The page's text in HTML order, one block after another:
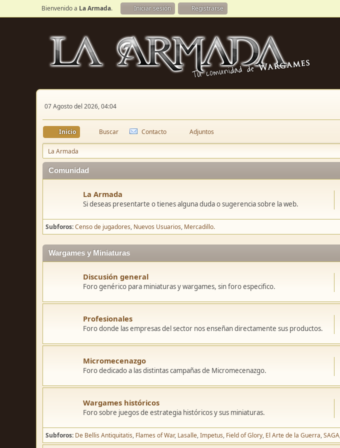
Bienvenido a La Armada. Iniciar sesión Registrarse
07 Agosto del 2026, 04:04
Inicio Buscar Contacto Adjuntos
La Armada
Comunidad
La Armada
Si deseas presentarte o tienes alguna duda o sugerencia sobre la web.
Subforos Censo de jugadores Nuevos Usuarios Mercadillo.
Wargames y Miniaturas
Discusión general
Foro genérico para miniaturas y wargames, sin foro especifico.
Profesionales
Foro donde las empresas del sector nos enseñan directamente sus productos.
Micromecenazgo
Foro dedicado a las distintas campañas de Micromecenazgo.
Wargames históricos
Foro sobre juegos de estrategia históricos y sus miniaturas.
Subforos De Bellis Antiquitatis Flames of War Lasalle Impetus Field of Glory El Arte de la Guerra SAGA